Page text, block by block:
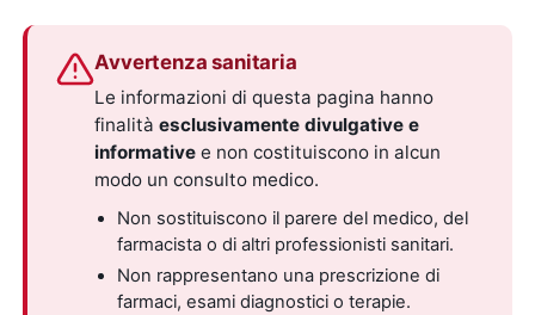
Avvertenza sanitaria
Le informazioni di questa pagina hanno
finalitàesclusivamente divulgative e
informative e non costituiscono in alcun
modo un consulto medico.
Non sostituiscono il parere del medico, del
farmacista o di altri professionisti sanitari.
Non rappresentano una prescrizione di
farmaci, esami diagnostici o terapie.